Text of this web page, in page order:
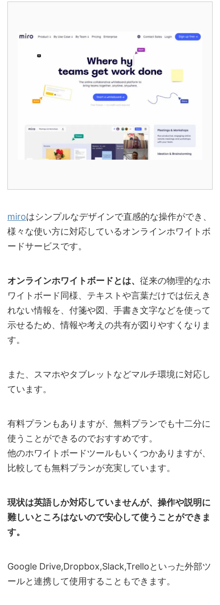
miroはシンプルなデザインで直感的な操作ができ、
様々な使い方に対応しているオンラインホワイトボ
ードサービスです。
オンラインホワイトボードとは、 従来の物理的なホ
ワイトボード同様、テキストや言葉だけでは伝えき
れない情報を、付箋や図、手書き文字などを使って
示せるため、情報や考えの共有が図りやすくなりま
す。
また、スマホやタブレットなどマルチ環境に対応し
ています。
有料プランもありますが、無料プランでも十二分に
使うことができるのでおすすめです。
他のホワイトボードツールもいくつかありますが、
比較しても無料プランが充実しています。
現状は英語しか対応していませんが、操作や説明に
難しいところはないので安心して使うことができま
す。
Google Drive,Dropbox,Slack,Trelloといった外部ツ
ールと連携して使用することもできます。